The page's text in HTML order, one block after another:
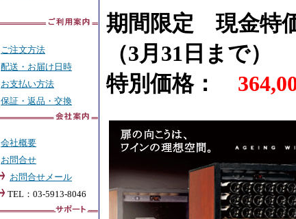
ご注文方法
配送・お届け日時
お支払い方法
保証・返品・交換
会社概要
お問合せ
お問合せメール
TEL：03-5913-8046
期間限定 現金特
（3月31日まで）
特別価格：